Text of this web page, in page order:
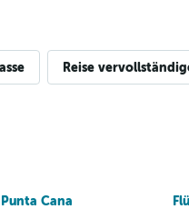
Reise
Cana